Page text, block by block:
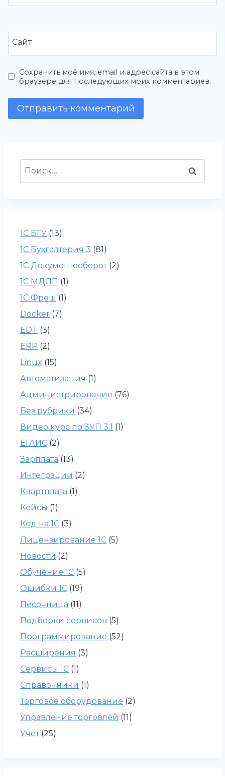
Сайт
Сохранить моё имя, email и адрес сайта в этом
браузере для последующих моих комментариев.
Найти:
1С БГУ (13)
1С Бухгалтерия 3 (81)
1С Документооборот(2)
1С МДЛП (1)
1С Фреш (1)
Docker (7)
EDT (3)
ERP (2)
Linux (15)
Автоматизация (1)
Администрирование (76)
Без рубрики (34)
Видео курс по ЗУП 3.1 (1)
ЕГАИС (2)
Зарплата (13)
Интеграции (2)
Квартплата (1)
Кейсы (1)
Код на 1С (3)
Лицензирование 1С (5)
Новости (2)
Обучение 1С (5)
Ошибки 1С (19)
Песочница (11)
Подборки сервисов (5)
Программирование (52)
Расширения (3)
Сервисы 1С (1)
Справочники (1)
Торговое оборудование (2)
Управление торговлей (11)
Учет(25)